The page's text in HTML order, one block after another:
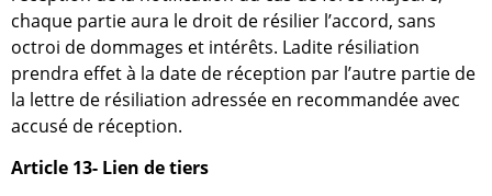
chaque partie aura le droit de résilier l’accord, sans
octroi de dommages et intérêts. Ladite résiliation
prendra effet à la date de réception par l’autre partie de
la lettre de résiliation adressée en recommandée avec
accusé de réception.
Article 13- Lien de tiers